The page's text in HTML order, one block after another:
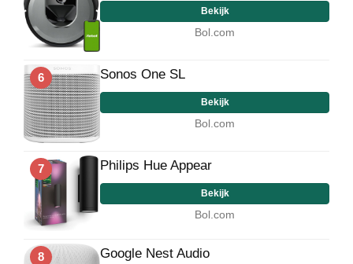
Bekijk
Bol.com
6 Sonos One SL
Bekijk
Bol.com
7 Philips Hue Appear
Bekijk
Bol.com
8 Google Nest Audio